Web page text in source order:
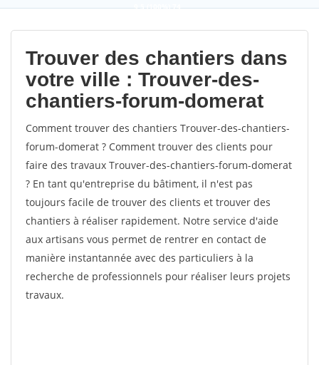
9,5(100%)74
votes
Trouver des chantiers dans
votre ville : Trouver-des-
chantiers-forum-domerat
Comment trouver des chantiers Trouver-des-chantiers-
forum-domerat ? Comment trouver des clients pour
faire des travaux Trouver-des-chantiers-forum-domerat
? En tant qu'entreprise du bâtiment, il n'est pas
toujours facile de trouver des clients et trouver des
chantiers à réaliser rapidement. Notre service d'aide
aux artisans vous permet de rentrer en contact de
manière instantannée avec des particuliers à la
recherche de professionnels pour réaliser leurs projets
travaux.